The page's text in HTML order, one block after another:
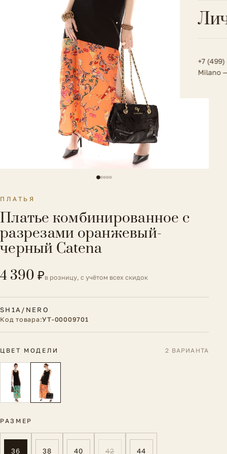
Весь
+7
Milano
ПЛАТЬЯ
Платье комбинированное с
разрезами оранжевый-
черный Catena
4 390 ₽в розницу, с учётом всех скидок
SH1A/NERO
Код товара:УТ-00009701
ЦВЕТ МОДЕЛИ 2 ВАРИАНТА
РАЗМЕР
36 38 40 42 44